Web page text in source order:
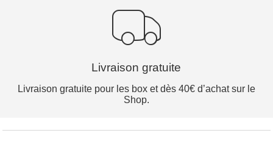
Livraison gratuite
Livraison gratuite pour les box et dès 40€ d’achat sur le
Shop.